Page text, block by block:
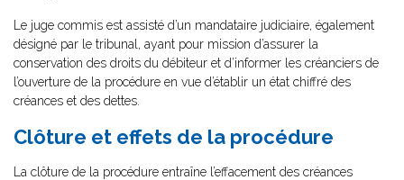
Le juge commis est assisté d’un mandataire judiciaire, également
désigné par le tribunal, ayant pour mission d’assurer la
conservation des droits du débiteur et d’informer les créanciers de
l’ouverture de la procédure en vue d’établir un état chiffré des
créances et des dettes.
Clôture et effets de la procédure
La clôture de la procédure entraîne l’effacement des créances